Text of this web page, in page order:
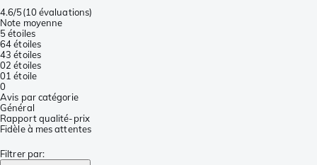
4.6/5(10 évaluations)
Note moyenne
5 étoiles
64 étoiles
43 étoiles
02 étoiles
01 étoile
0
Avis par catégorie
Général
Rapport qualité-prix
Fidèle à mes attentes
Filtrer par: